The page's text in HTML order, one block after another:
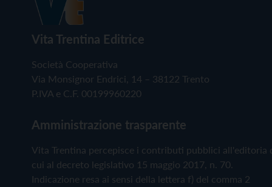
Vita Trentina Editrice
Società Cooperativa
Via Monsignor Endrici, 14 – 38122 Trento
P.IVA e C.F. 00199960220
Amministrazione trasparente
Vita Trentina percepisce i contributi pubblici all'editoria
cui al decreto legislativo 15 maggio 2017, n. 70.
Indicazione resa ai sensi della lettera f) del comma 2